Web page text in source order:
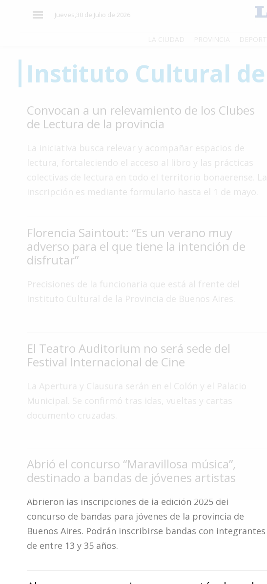
Jueves,30 de Julio de 2026
País
Mundo
Cultura
Tecnología
Gastronomía
Interés
General
Deportes
Policiales
Cartelera
Fotos
Familia
Instituto Cultural de
Convocan a un relevamiento de los Clubes
de Lectura de la provincia
La iniciativa busca relevar y acompañar espacios de
lectura, fortaleciendo el acceso al libro y las prácticas
colectivas de lectura en todo el territorio bonaerense. La
inscripción es mediante formulario hasta el 1 de mayo.
Florencia Saintout: “Es un verano muy
adverso para el que tiene la intención de
disfrutar”
Precisiones de la funcionaria que está al frente del
Instituto Cultural de la Provincia de Buenos Aires.
El Teatro Auditorium no será sede del
Festival Internacional de Cine
La Apertura y Clausura serán en el Colón y el Palacio
Municipal. Se confirmó tras idas, vueltas y cartas
documento cruzadas.
Abrió el concurso “Maravillosa música”,
destinado a bandas de jóvenes artistas
Abrieron las inscripciones de la edición 2025 del
concurso de bandas para jóvenes de la provincia de
Buenos Aires. Podrán inscribirse bandas con integrantes
de entre 13 y 35 años.